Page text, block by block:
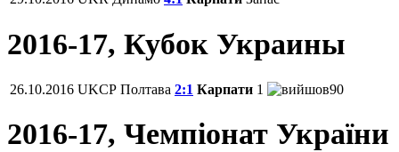
2016-17, Кубок Украины
26.10.2016 UKCP Полтава 2:1 Карпати 1 90
2016-17, Чемпіонат України